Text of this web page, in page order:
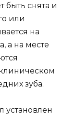
быть снята и
или
на
а на месте
зуба.
установлен